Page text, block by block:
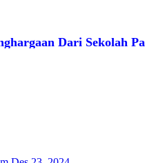
Dari Sekolah